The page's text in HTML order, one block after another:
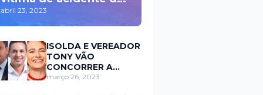
trânsito durante a
madrugada na BR 110
em Mossoró
abril 23, 2023
ISOLDA E VEREADOR
TONY VÃO
CONCORRER A
PREFEITURA DE
março 26, 2023